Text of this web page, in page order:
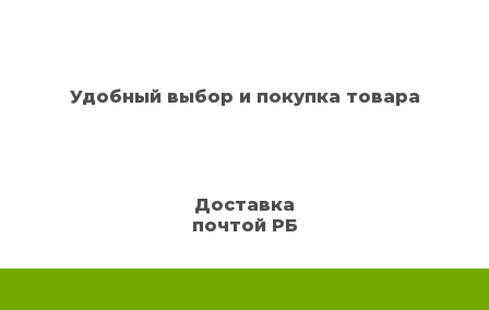
Удобный выбор и покупка товара
Доставка
почтой РБ